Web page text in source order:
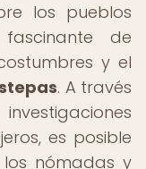
los pueblos
de
y el
. A través
es posible
nómadas y